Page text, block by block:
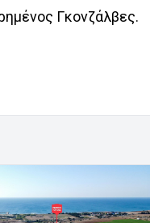
Γκονζάλβες.